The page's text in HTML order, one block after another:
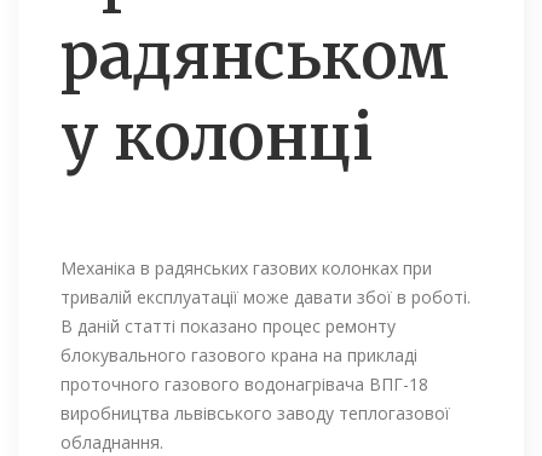
радянськом
у колонці
Механіка в радянських газових колонках при
тривалій експлуатації може давати збої в роботі.
В даній статті показано процес ремонту
блокувального газового крана на прикладі
проточного газового водонагрівача ВПГ-18
виробництва львівського заводу теплогазової
обладнання.